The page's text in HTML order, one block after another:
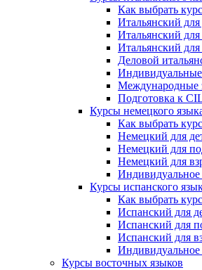
Как выбрать
Итальянский для
Итальянский для
Итальянский
Деловой
Индивидуальные
Международные
Подготовка к
Курсы немецкого
Как выбрать
Немецкий для
Немецкий для
Немецкий для
Индивидуальное
Курсы испанского
Как выбрать
Испанский для
Испанский для
Испанский для
Индивидуальное
Курсы восточных языков